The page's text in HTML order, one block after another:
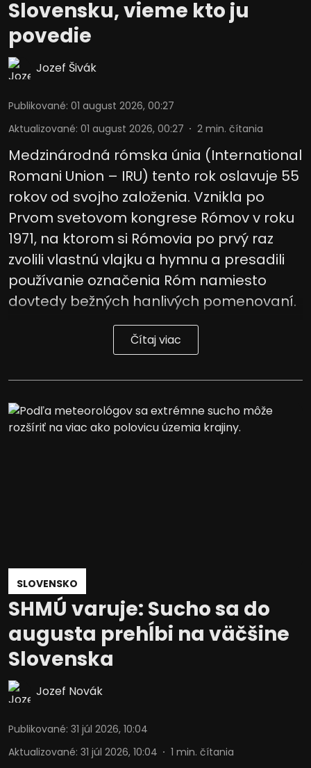
Slovensku, vieme kto ju
povedie
Jozef Šivák
Publikované: 01 august 2026, 00:27
Aktualizované: 01 august 2026, 00:27 2 min. čítania
Medzinárodná rómska únia (International
Romani Union – IRU) tento rok oslavuje 55
rokov od svojho založenia. Vznikla po
Prvom svetovom kongrese Rómov v roku
1971, na ktorom si Rómovia po prvý raz
zvolili vlastnú vlajku a hymnu a presadili
používanie označenia Róm namiesto
dovtedy bežných hanlivých pomenovaní.
Čítaj viac
SLOVENSKO
SHMÚ varuje: Sucho sa do
augusta prehĺbi na väčšine
Slovenska
Jozef Novák
Publikované: 31 júl 2026, 10:04
Aktualizované: 31 júl 2026, 10:04 1 min. čítania
Vývoj a zlepšovanie služieb
obsahu
Používanie presných údajov o
geografickej polohe
Identifikácia zariadení na základe
Výkon
Funkčné
Reklama